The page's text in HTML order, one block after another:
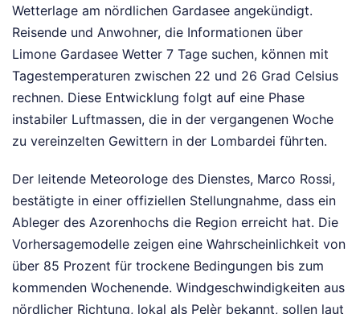
Wetterlage am nördlichen Gardasee angekündigt.
Reisende und Anwohner, die Informationen über
Limone Gardasee Wetter 7 Tage suchen, können mit
Tagestemperaturen zwischen 22 und 26 Grad Celsius
rechnen. Diese Entwicklung folgt auf eine Phase
instabiler Luftmassen, die in der vergangenen Woche
zu vereinzelten Gewittern in der Lombardei führten.
Der leitende Meteorologe des Dienstes, Marco Rossi,
bestätigte in einer offiziellen Stellungnahme, dass ein
Ableger des Azorenhochs die Region erreicht hat. Die
Vorhersagemodelle zeigen eine Wahrscheinlichkeit von
über 85 Prozent für trockene Bedingungen bis zum
kommenden Wochenende. Windgeschwindigkeiten aus
nördlicher Richtung, lokal als Pelèr bekannt, sollen laut